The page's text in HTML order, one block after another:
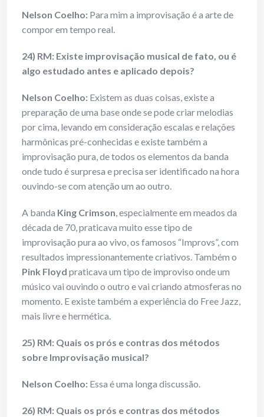
Nelson Coelho: Para mim a improvisação é a arte de
compor em tempo real.
24) RM: Existe improvisação musical de fato, ou é
algo estudado antes e aplicado depois?
Nelson Coelho: Existem as duas coisas, existe a
preparação de uma base onde se pode criar melodias
por cima, levando em consideração escalas e relações
harmônicas pré-conhecidas e existe também a
improvisação pura, de todos os elementos da banda
onde tudo é surpresa e precisa ser identificado na hora
ouvindo-se com atenção um ao outro.
A banda King Crimson, especialmente em meados da
década de 70, praticava muito esse tipo de
improvisação pura ao vivo, os famosos “Improvs”, com
resultados impressionantemente criativos. Também o
Pink Floyd praticava um tipo de improviso onde um
músico vai ouvindo o outro e vai criando atmosferas no
momento. E existe também a experiência do Free Jazz,
mais livre e hermética.
25) RM: Quais os prós e contras dos métodos
sobre Improvisação musical?
Nelson Coelho: Essa é uma longa discussão.
26) RM: Quais os prós e contras dos métodos